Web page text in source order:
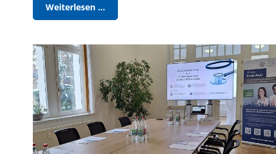
Weiterlesen …Pressemitteilung
-
Chaos:
Hausärztinnen-
und
Hausärzteverband
fordert
Erhöhung
der
TI-
Pauschale